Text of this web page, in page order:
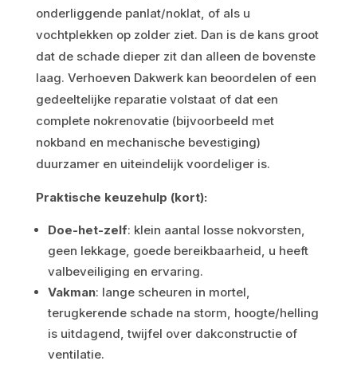
onderliggende panlat/noklat, of als u
vochtplekken op zolder ziet. Dan is de kans groot
dat de schade dieper zit dan alleen de bovenste
laag. Verhoeven Dakwerk kan beoordelen of een
gedeeltelijke reparatie volstaat of dat een
complete nokrenovatie (bijvoorbeeld met
nokband en mechanische bevestiging)
duurzamer en uiteindelijk voordeliger is.
Praktische keuzehulp (kort):
Doe-het-zelf: klein aantal losse nokvorsten,
geen lekkage, goede bereikbaarheid, u heeft
valbeveiliging en ervaring.
Vakman: lange scheuren in mortel,
terugkerende schade na storm, hoogte/helling
is uitdagend, twijfel over dakconstructie of
ventilatie.